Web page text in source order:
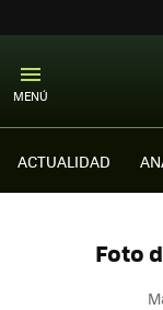
MENÚ
ACTUALIDAD
Foto